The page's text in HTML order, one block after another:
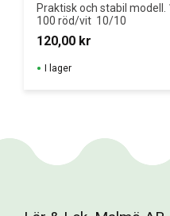
Praktisk och stabil modell.
100 röd/vit  10/10
120,00 kr
I lager